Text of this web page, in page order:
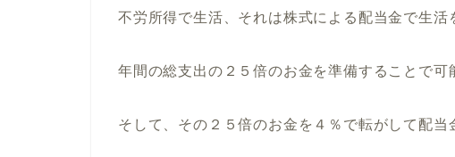
不労所得で生活、それは株式による配当金で生活
年間の総支出の２５倍のお金を準備することで可
そして、その２５倍のお金を４％で転がして配当